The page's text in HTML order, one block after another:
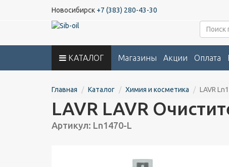
Новосибирск +7 (383) 280-43-30
КАТАЛОГ Магазины Акции Оплата
Главная Каталог Химия и косметика LAVR
LAVR LAVR
Артикул: Ln1470-L